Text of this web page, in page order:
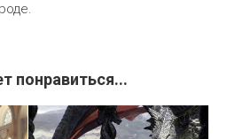
понравиться...